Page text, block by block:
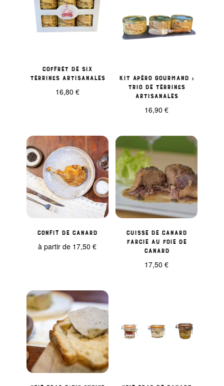
Coffret de six
terrines artisanales
16,80 €
Kit Apéro Gourmand :
Trio de Terrines
Artisanales
16,90€
Confit de canard
à partir de 17,50€
Cuisse de canard
farcie au foie de
canard
17,50€